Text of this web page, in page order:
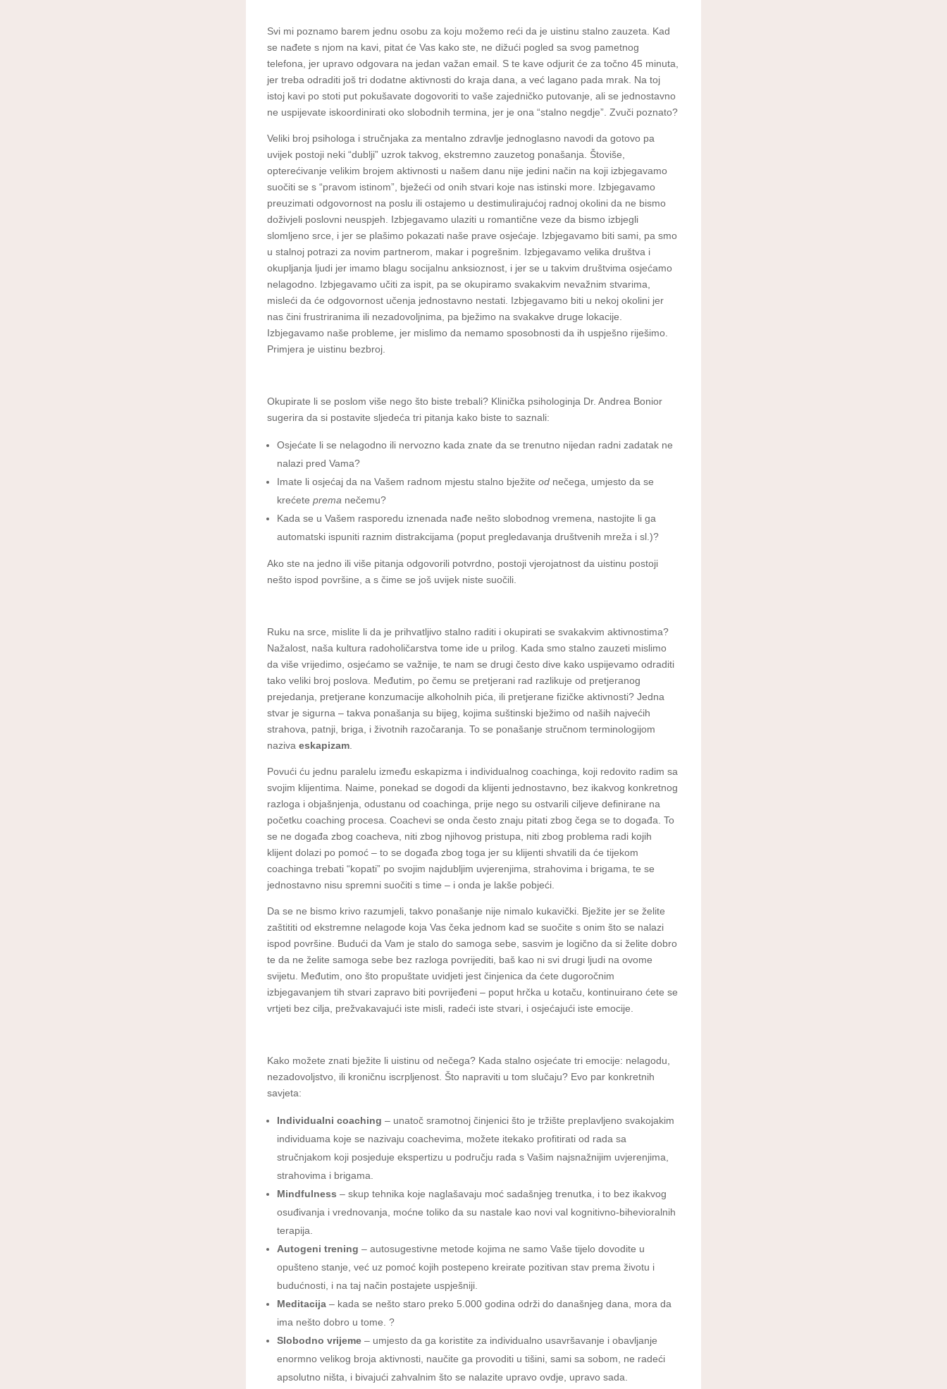
Svi mi poznamo barem jednu osobu za koju možemo reći da je uistinu stalno zauzeta. Kad
se nađete s njom na kavi, pitat će Vas kako ste, ne dižući pogled sa svog pametnog
telefona, jer upravo odgovara na jedan važan email. S te kave odjurit će za točno 45 minuta,
jer treba odraditi još tri dodatne aktivnosti do kraja dana, a već lagano pada mrak. Na toj
istoj kavi po stoti put pokušavate dogovoriti to vaše zajedničko putovanje, ali se jednostavno
ne uspijevate iskoordinirati oko slobodnih termina, jer je ona “stalno negdje”. Zvuči poznato?
Veliki broj psihologa i stručnjaka za mentalno zdravlje jednoglasno navodi da gotovo pa
uvijek postoji neki “dublji” uzrok takvog, ekstremno zauzetog ponašanja. Štoviše,
opterećivanje velikim brojem aktivnosti u našem danu nije jedini način na koji izbjegavamo
suočiti se s “pravom istinom”, bježeći od onih stvari koje nas istinski more. Izbjegavamo
preuzimati odgovornost na poslu ili ostajemo u destimulirajućoj radnoj okolini da ne bismo
doživjeli poslovni neuspjeh. Izbjegavamo ulaziti u romantične veze da bismo izbjegli
slomljeno srce, i jer se plašimo pokazati naše prave osjećaje. Izbjegavamo biti sami, pa smo
u stalnoj potrazi za novim partnerom, makar i pogrešnim. Izbjegavamo velika društva i
okupljanja ljudi jer imamo blagu socijalnu anksioznost, i jer se u takvim društvima osjećamo
nelagodno. Izbjegavamo učiti za ispit, pa se okupiramo svakakvim nevažnim stvarima,
misleći da će odgovornost učenja jednostavno nestati. Izbjegavamo biti u nekoj okolini jer
nas čini frustriranima ili nezadovoljnima, pa bježimo na svakakve druge lokacije.
Izbjegavamo naše probleme, jer mislimo da nemamo sposobnosti da ih uspješno riješimo.
Primjera je uistinu bezbroj.
Okupirate li se poslom više nego što biste trebali? Klinička psihologinja Dr. Andrea Bonior
sugerira da si postavite sljedeća tri pitanja kako biste to saznali:
Osjećate li se nelagodno ili nervozno kada znate da se trenutno nijedan radni zadatak ne
nalazi pred Vama?
Imate li osjećaj da na Vašem radnom mjestu stalno bježiteod nečega, umjesto da se
krećeteprema nečemu?
Kada se u Vašem rasporedu iznenada nađe nešto slobodnog vremena, nastojite li ga
automatski ispuniti raznim distrakcijama (poput pregledavanja društvenih mreža i sl.)?
Ako ste na jedno ili više pitanja odgovorili potvrdno, postoji vjerojatnost da uistinu postoji
nešto ispod površine, a s čime se još uvijek niste suočili.
Ruku na srce, mislite li da je prihvatljivo stalno raditi i okupirati se svakakvim aktivnostima?
Nažalost, naša kultura radoholičarstva tome ide u prilog. Kada smo stalno zauzeti mislimo
da više vrijedimo, osjećamo se važnije, te nam se drugi često dive kako uspijevamo odraditi
tako veliki broj poslova. Međutim, po čemu se pretjerani rad razlikuje od pretjeranog
prejedanja, pretjerane konzumacije alkoholnih pića, ili pretjerane fizičke aktivnosti? Jedna
stvar je sigurna – takva ponašanja su bijeg, kojima suštinski bježimo od naših najvećih
strahova, patnji, briga, i životnih razočaranja. To se ponašanje stručnom terminologijom
nazivaeskapizam.
Povući ću jednu paralelu između eskapizma i individualnog coachinga, koji redovito radim sa
svojim klijentima. Naime, ponekad se dogodi da klijenti jednostavno, bez ikakvog konkretnog
razloga i objašnjenja, odustanu od coachinga, prije nego su ostvarili ciljeve definirane na
početku coaching procesa. Coachevi se onda često znaju pitati zbog čega se to događa. To
se ne događa zbog coacheva, niti zbog njihovog pristupa, niti zbog problema radi kojih
klijent dolazi po pomoć – to se događa zbog toga jer su klijenti shvatili da će tijekom
coachinga trebati “kopati” po svojim najdubljim uvjerenjima, strahovima i brigama, te se
jednostavno nisu spremni suočiti s time – i onda je lakše pobjeći.
Da se ne bismo krivo razumjeli, takvo ponašanje nije nimalo kukavički. Bježite jer se želite
zaštititi od ekstremne nelagode koja Vas čeka jednom kad se suočite s onim što se nalazi
ispod površine. Budući da Vam je stalo do samoga sebe, sasvim je logično da si želite dobro
te da ne želite samoga sebe bez razloga povrijediti, baš kao ni svi drugi ljudi na ovome
svijetu. Međutim, ono što propuštate uvidjeti jest činjenica da ćete dugoročnim
izbjegavanjem tih stvari zapravo biti povrijeđeni – poput hrčka u kotaču, kontinuirano ćete se
vrtjeti bez cilja, prežvakavajući iste misli, radeći iste stvari, i osjećajući iste emocije.
Kako možete znati bježite li uistinu od nečega? Kada stalno osjećate tri emocije: nelagodu,
nezadovoljstvo, ili kroničnu iscrpljenost. Što napraviti u tom slučaju? Evo par konkretnih
savjeta:
Individualni coaching – unatoč sramotnoj činjenici što je tržište preplavljeno svakojakim
individuama koje se nazivaju coachevima, možete itekako profitirati od rada sa
stručnjakom koji posjeduje ekspertizu u području rada s Vašim najsnažnijim uvjerenjima,
strahovima i brigama.
Mindfulness – skup tehnika koje naglašavaju moć sadašnjeg trenutka, i to bez ikakvog
osuđivanja i vrednovanja, moćne toliko da su nastale kao novi val kognitivno-bihevioralnih
terapija.
Autogeni trening – autosugestivne metode kojima ne samo Vaše tijelo dovodite u
opušteno stanje, već uz pomoć kojih postepeno kreirate pozitivan stav prema životu i
budućnosti, i na taj način postajete uspješniji.
Meditacija – kada se nešto staro preko 5.000 godina održi do današnjeg dana, mora da
ima nešto dobro u tome. ?
Slobodno vrijeme – umjesto da ga koristite za individualno usavršavanje i obavljanje
enormno velikog broja aktivnosti, naučite ga provoditi u tišini, sami sa sobom, ne radeći
apsolutno ništa, i bivajući zahvalnim što se nalazite upravo ovdje, upravo sada.